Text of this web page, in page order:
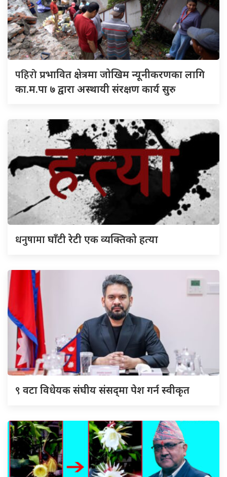
पहिरोप्रभावित क्षेत्रमा जोखिम न्यूनीकरणका लागि
का.म.पा ७ द्वारा अस्थायी संरक्षण कार्य सुरु
धनुषामाघाँटी रेटी एक व्यक्तिको हत्या
९ वटा विधेयक संघीय संसद्‌मा पेश गर्न स्वीकृत